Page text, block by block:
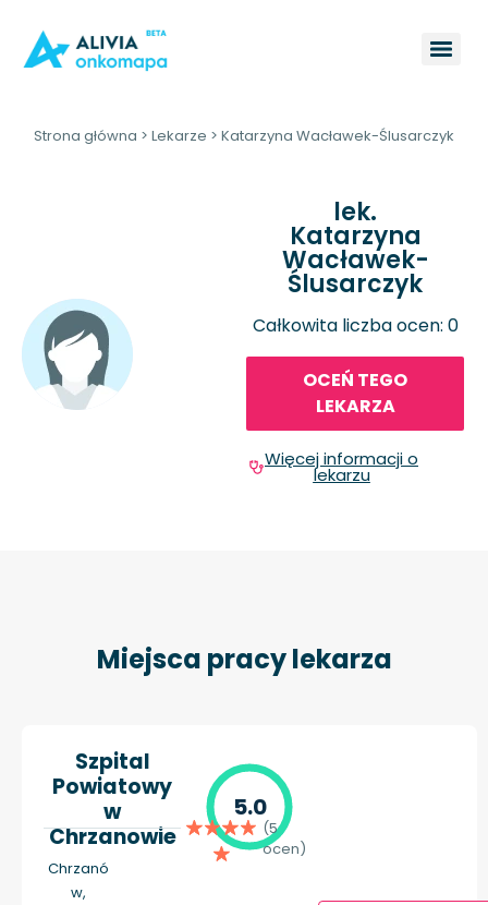
Strona główna > Lekarze > Katarzyna Wacławek-Ślusarczyk
lek.
Katarzyna
Wacławek-
Ślusarczyk
Całkowita liczba ocen: 0
OCEŃ TEGO
LEKARZA
Więcej informacji o
lekarzu
Miejsca pracy lekarza
Szpital
Powiatowy
w
Chrzanowie
Chrzanó
w,
5.0
(5
ocen)